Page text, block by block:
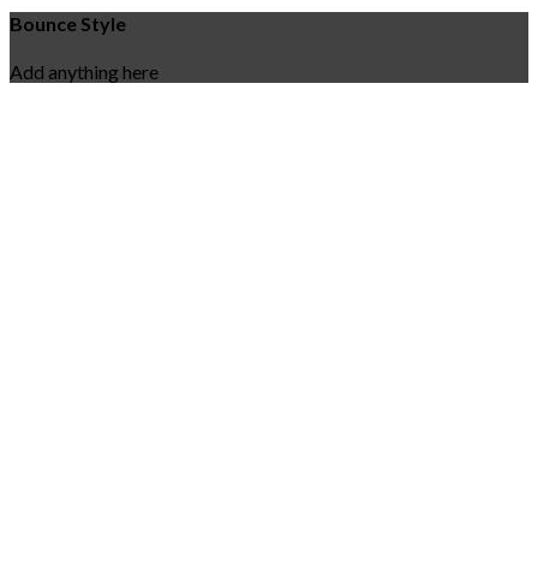
Bounce Style
Add anything here